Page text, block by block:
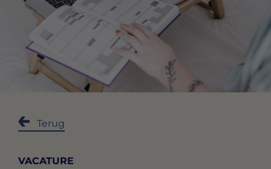
Terug
VACATURE